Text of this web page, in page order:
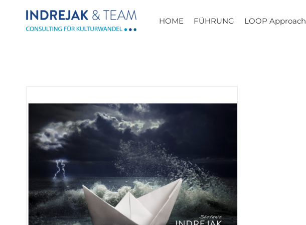
HOME FÜHRUNG LOOP Approach